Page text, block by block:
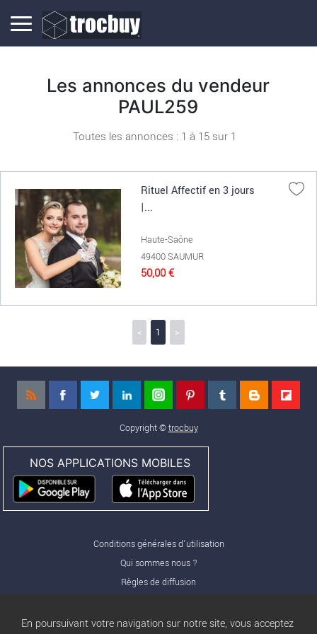
Les annonces du vendeur
PAUL259
Toutes les annonces : 1 à 15 sur 1
Rituel Affectif en 3 jours
|...
Haute-Saône
49400 SAUMUR
50,00 €
< 1 >
Copyright ©trocbuy
NOS APPLICATIONS MOBILES
Conditions générales d'utilisation
Qui sommes nous ?
Règles de diffusion
Nos offres Pro
En poursuivant votre navigation sur notre site, vous acceptez